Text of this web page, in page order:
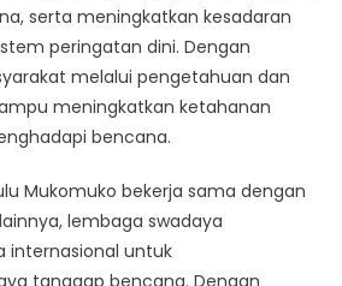
serta meningkatkan kesadaran
peringatan dini. Dengan
melalui pengetahuan dan
meningkatkan ketahanan
bencana.
Mukomuko bekerja sama dengan
lembaga swadaya
internasional untuk
tanggap bencana. Dengan